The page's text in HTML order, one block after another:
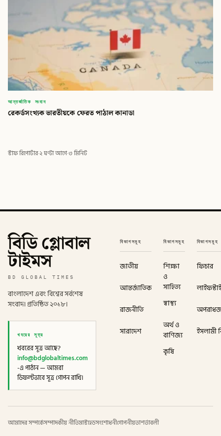
আন্তর্জাতিক সংবাদ
রেকর্ডসংখ্যক ভারতীয়কে ফেরত পাঠাল কানাডা
স্টাফ রিপোর্টার·২ ঘণ্টা আগে·৩ মিনিট
বিডি গ্লোবাল
টাইমস
BD GLOBAL TIMES
বাংলাদেশ এবং বিশ্বের সর্বশেষ
সংবাদ। প্রতিষ্ঠিত ২০১৮।
খবরের সূত্র
খবরের সূত্র আছে?
info@bdglobaltimes.com
-এ পাঠান — আমরা
ডিফল্টভাবে সূত্র গোপন রাখি।
বিভাগসমূহ
জাতীয়
আন্তর্জাতিক
রাজনীতি
সারাদেশ
বিভাগসমূহ
শিক্ষা
ও
সাহিত্য
স্বাস্থ্য
অর্থ ও
বাণিজ্য
কৃষি
বিভাগসমূহ
ফিচার
ইসলামী
আমাদের সম্পর্কেসম্পাদকীয় নীতিমাস্টহেডসংশোধনীগোপনীয়তাশর্তাবলী